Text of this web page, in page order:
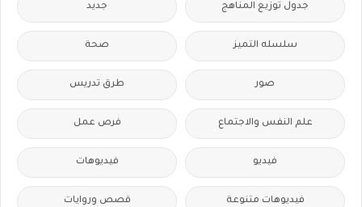
جدول توزيع المناهج جديد
سلسله التميز صحة
صور طرق تدريس
علم النفس والاجتماع فرص عمل
فيديو فيديوهات
فيديوهات متنوعة قصص وروايات